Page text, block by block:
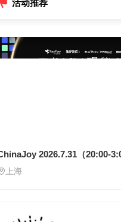
活动推荐
上海